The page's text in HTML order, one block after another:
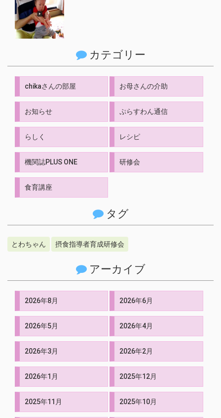
カテゴリー
chikaさんの部屋 お母さんの介助
お知らせ ぷらすわん通信
らしく レシピ
機関誌PLUS ONE 研修会
食育講座
タグ
とわちゃん 摂食指導者育成研修会
アーカイブ
2026年8月 2026年6月
2026年5月 2026年4月
2026年3月 2026年2月
2026年1月 2025年12月
2025年11月 2025年10月